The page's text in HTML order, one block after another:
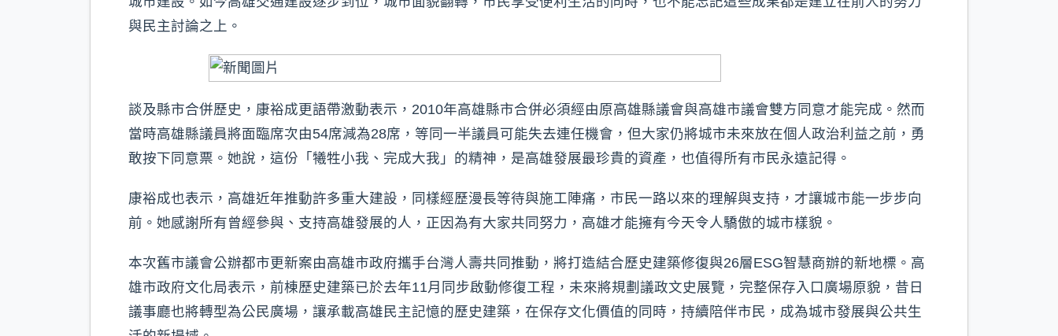
與民主討論之上。
談及縣市合併歷史，康裕成更語帶激動表示，2010年高雄縣市合併必須經由原高雄縣議會與高雄市議會雙方同意才能完成。然而
當時高雄縣議員將面臨席次由54席減為28席，等同一半議員可能失去連任機會，但大家仍將城市未來放在個人政治利益之前，勇
敢按下同意票。她說，這份「犧牲小我、完成大我」的精神，是高雄發展最珍貴的資產，也值得所有市民永遠記得。
康裕成也表示，高雄近年推動許多重大建設，同樣經歷漫長等待與施工陣痛，市民一路以來的理解與支持，才讓城市能一步步向
前。她感謝所有曾經參與、支持高雄發展的人，正因為有大家共同努力，高雄才能擁有今天令人驕傲的城市樣貌。
本次舊市議會公辦都市更新案由高雄市政府攜手台灣人壽共同推動，將打造結合歷史建築修復與26層ESG智慧商辦的新地標。高
雄市政府文化局表示，前棟歷史建築已於去年11月同步啟動修復工程，未來將規劃議政文史展覽，完整保存入口廣場原貌，昔日
議事廳也將轉型為公民廣場，讓承載高雄民主記憶的歷史建築，在保存文化價值的同時，持續陪伴市民，成為城市發展與公共生